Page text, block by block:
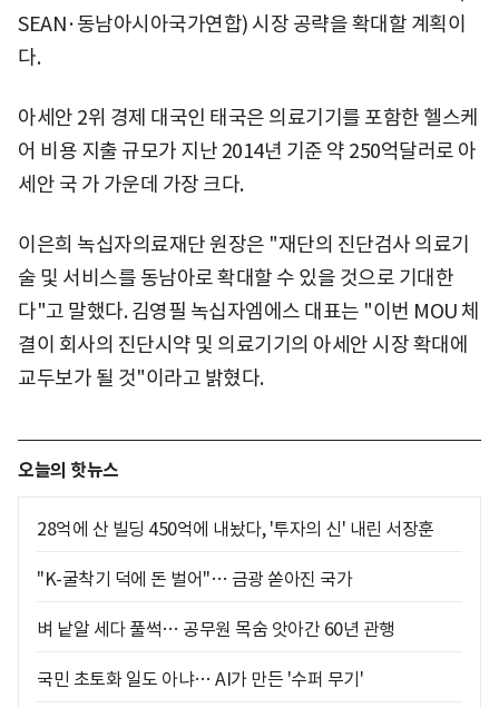
SEAN·동남아시아국가연합) 시장 공략을 확대할 계획이
다.
아세안 2위 경제 대국인 태국은 의료기기를 포함한 헬스케
어 비용 지출 규모가 지난 2014년 기준 약 250억달러로 아
세안 국 가 가운데 가장 크다.
이은희 녹십자의료재단 원장은 "재단의 진단검사 의료기
술 및 서비스를 동남아로 확대할 수 있을 것으로 기대한
다"고 말했다. 김영필 녹십자엠에스 대표는 "이번 MOU 체
결이 회사의 진단시약 및 의료기기의 아세안 시장 확대에
교두보가 될 것"이라고 밝혔다.
오늘의 핫뉴스
28억에 산 빌딩 450억에 내놨다, '투자의 신' 내린 서장훈
"K-굴착기 덕에 돈 벌어"… 금광 쏟아진 국가
벼 낱알 세다 풀썩… 공무원 목숨 앗아간 60년 관행
국민 초토화 일도 아냐… AI가 만든 '수퍼 무기'